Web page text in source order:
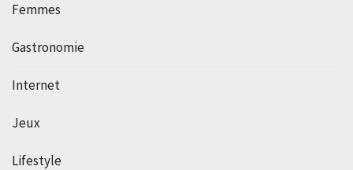
Femmes
Gastronomie
Internet
Jeux
Lifestyle